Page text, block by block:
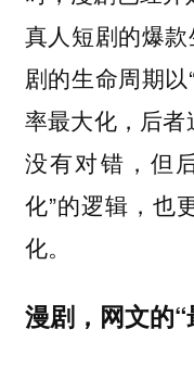
真人短剧的爆款
剧的生命周期
率最大化，后
没有对错，但
化”的逻辑，也
化。
漫剧，网文的